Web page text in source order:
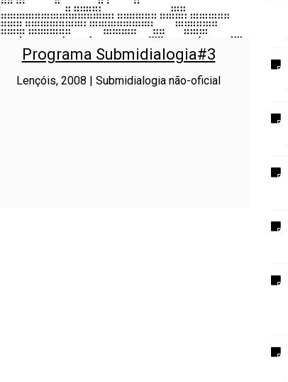
Programa Submidialogia#3
Lençóis, 2008 | Submidialogia não-oficial